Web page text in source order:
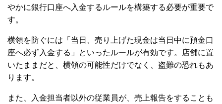
やかに銀行口座へ入金するルールを構築する必要が重要で
す。
横領を防ぐには「当日、売り上げた現金は当日中に預金口
座へ必ず入金する」といったルールが有効です。店舗に置
いたままだと、横領の可能性だけでなく、盗難の恐れもあ
ります。
また、入金担当者以外の従業員が、売上報告をすることも